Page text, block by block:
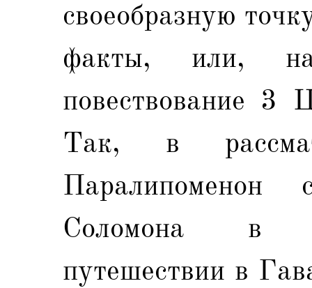
своеобразную
факты, или,
повествование 3
Так, в
Соломона в
путешествии в